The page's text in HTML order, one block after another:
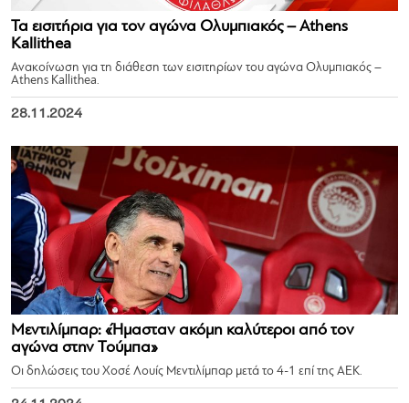
Τα εισιτήρια για τον αγώνα Ολυμπιακός – Athens
Kallithea
Ανακοίνωση για τη διάθεση των εισιτηρίων του αγώνα Ολυμπιακός –
Athens Kallithea.
28.11.2024
Μεντιλίμπαρ: «Ήμασταν ακόμη καλύτεροι από τον
αγώνα στην Τούμπα»
Οι δηλώσεις του Χοσέ Λουίς Μεντιλίμπαρ μετά το 4-1 επί της ΑΕΚ.